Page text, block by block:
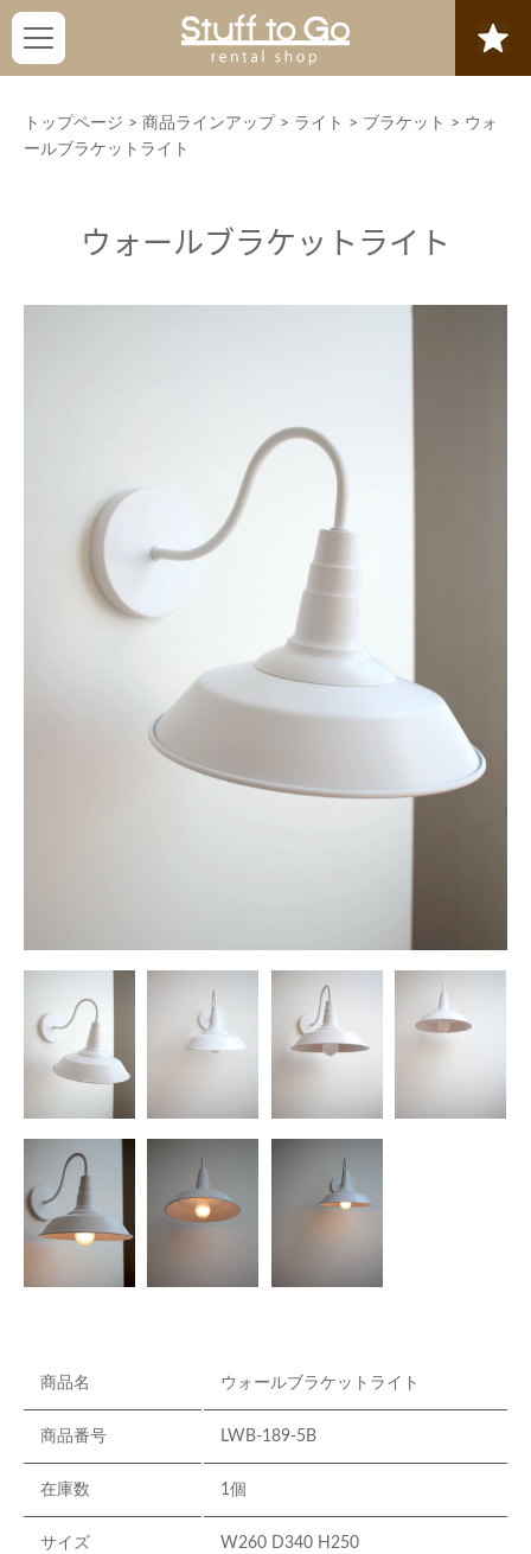
トップページ > 商品ラインアップ > ライト > ブラケット > ウォ
ールブラケットライト
ウォールブラケットライト
商品名 ウォールブラケットライト
商品番号 LWB-189-5B
在庫数 1個
サイズ W260 D340 H250